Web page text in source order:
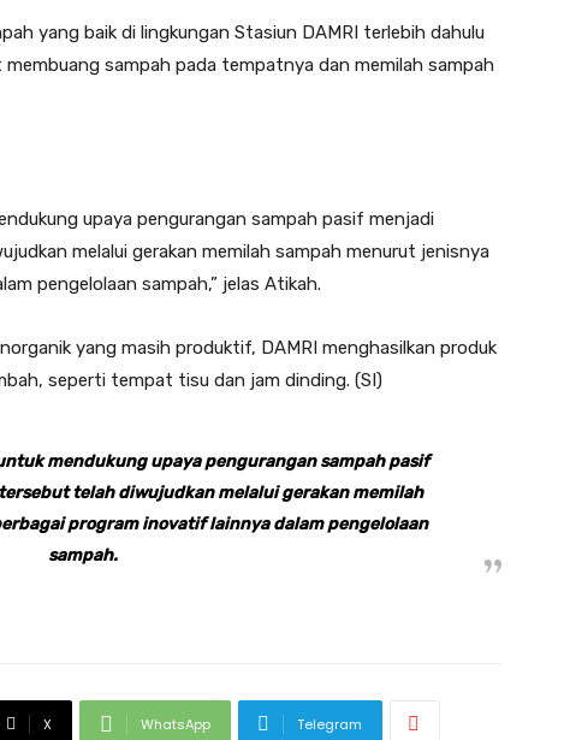
yang baik di lingkungan Stasiun DAMRI terlebih dahulu
sampah pada tempatnya dan memilah sampah
upaya pengurangan sampah pasif menjadi
melalui gerakan memilah sampah menurut jenisnya
pengelolaan sampah,” jelas Atikah.
yang masih produktif, DAMRI menghasilkan produk
seperti tempat tisu dan jam dinding. (SI)
mendukung upaya pengurangan sampah pasif
telah diwujudkan melalui gerakan memilah
program inovatif lainnya dalam pengelolaan
sampah.
X WhatsApp Telegram